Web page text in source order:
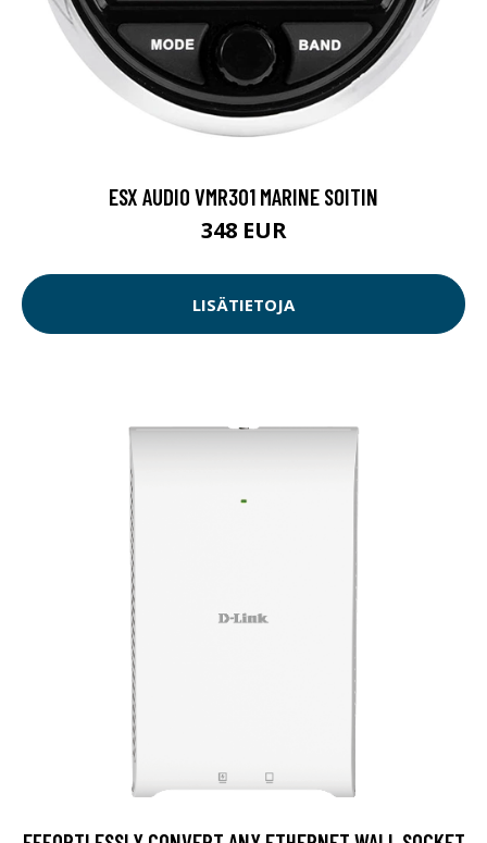
ESX AUDIO VMR301 MARINE SOITIN
348 EUR
LISÄTIETOJA